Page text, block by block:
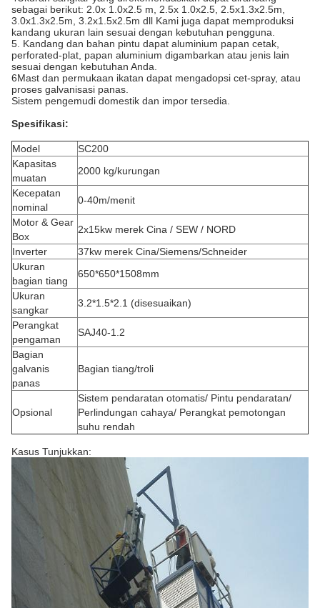
sebagai berikut: 2.0x 1.0x2.5 m, 2.5x 1.0x2.5, 2.5x1.3x2.5m,
3.0x1.3x2.5m, 3.2x1.5x2.5m dll Kami juga dapat memproduksi
kandang ukuran lain sesuai dengan kebutuhan pengguna.
5. Kandang dan bahan pintu dapat aluminium papan cetak,
perforated-plat, papan aluminium digambarkan atau jenis lain
sesuai dengan kebutuhan Anda.
6Mast dan permukaan ikatan dapat mengadopsi cet-spray, atau
proses galvanisasi panas.
Sistem pengemudi domestik dan impor tersedia.
Spesifikasi:
Model
SC200
Kapasitas
muatan
2000 kg/kurungan
Kecepatan
nominal
0-40m/menit
Motor & Gear
Box
2x15kw merek Cina / SEW / NORD
Inverter
37kw merek Cina/Siemens/Schneider
Ukuran
bagian tiang
650*650*1508mm
Ukuran
sangkar
3.2*1.5*2.1 (disesuaikan)
Perangkat
pengaman
SAJ40-1.2
Bagian
galvanis
panas
Bagian tiang/troli
Opsional
Sistem pendaratan otomatis/ Pintu pendaratan/
Perlindungan cahaya/ Perangkat pemotongan
suhu rendah
Kasus Tunjukkan: